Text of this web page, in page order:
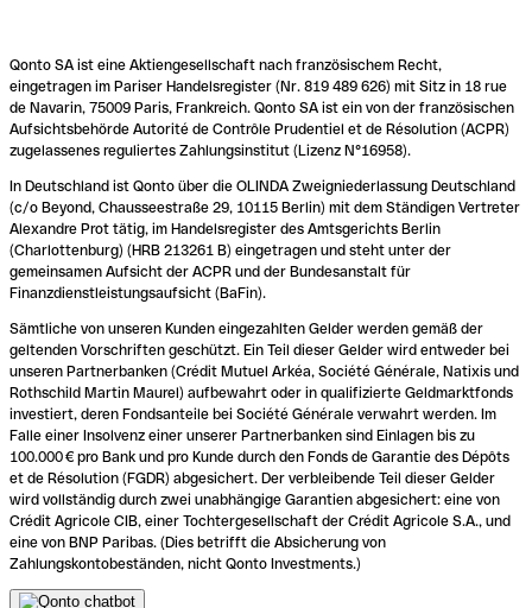
Qonto SA ist eine Aktiengesellschaft nach französischem Recht,
eingetragen im Pariser Handelsregister (Nr. 819 489 626) mit Sitz in 18 rue
de Navarin, 75009 Paris, Frankreich. Qonto SA ist ein von der französischen
Aufsichtsbehörde Autorité de Contrôle Prudentiel et de Résolution (ACPR)
zugelassenes reguliertes Zahlungsinstitut (Lizenz N°16958).
In Deutschland ist Qonto über die OLINDA Zweigniederlassung Deutschland
(c/o Beyond, Chausseestraße 29, 10115 Berlin) mit dem Ständigen Vertreter
Alexandre Prot tätig, im Handelsregister des Amtsgerichts Berlin
(Charlottenburg) (HRB 213261 B) eingetragen und steht unter der
gemeinsamen Aufsicht der ACPR und der Bundesanstalt für
Finanzdienstleistungsaufsicht (BaFin).
Sämtliche von unseren Kunden eingezahlten Gelder werden gemäß der
geltenden Vorschriften geschützt. Ein Teil dieser Gelder wird entweder bei
unseren Partnerbanken (Crédit Mutuel Arkéa, Société Générale, Natixis und
Rothschild Martin Maurel) aufbewahrt oder in qualifizierte Geldmarktfonds
investiert, deren Fondsanteile bei Société Générale verwahrt werden. Im
Falle einer Insolvenz einer unserer Partnerbanken sind Einlagen bis zu
100.000 € pro Bank und pro Kunde durch den Fonds de Garantie des Dépôts
et de Résolution (FGDR) abgesichert. Der verbleibende Teil dieser Gelder
wird vollständig durch zwei unabhängige Garantien abgesichert: eine von
Crédit Agricole CIB, einer Tochtergesellschaft der Crédit Agricole S.A., und
eine von BNP Paribas. (Dies betrifft die Absicherung von
Zahlungskontobeständen, nicht Qonto Investments.)